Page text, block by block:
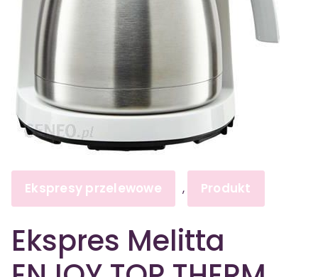
Ekspresy przelewowe , Produkt
Ekspres Melitta